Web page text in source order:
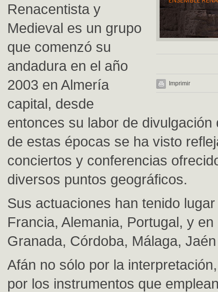
Imprimir
Renacentista y
Medieval es un grupo
que comenzó su
andadura en el año
2003 en Almería
capital, desde
entonces su labor de divulgación
de estas épocas se ha visto
conciertos y conferencias
diversos puntos geográficos.
Sus actuaciones han tenido
Francia, Alemania, Portugal, y
Granada, Córdoba, Málaga,
Afán no sólo por la
por los instrumentos que